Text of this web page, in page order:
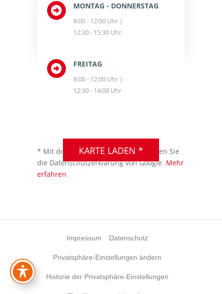
 MONTAG - DONNERSTAG
8:00 - 12:00 Uhr |
12:30 - 15:30 Uhr
 FREITAG
8:00 - 12:00 Uhr |
12:30 - 14:00 Uhr
KARTE LADEN *
* Mit dem Laden der Karte akzeptieren Sie
die Datenschutzerklärung von Google. Mehr
erfahren
Impressum Datenschutz
Privatsphäre-Einstellungen ändern
Historie der Privatsphäre-Einstellungen